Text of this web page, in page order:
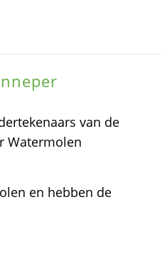
van de
Watermolen
en hebben de